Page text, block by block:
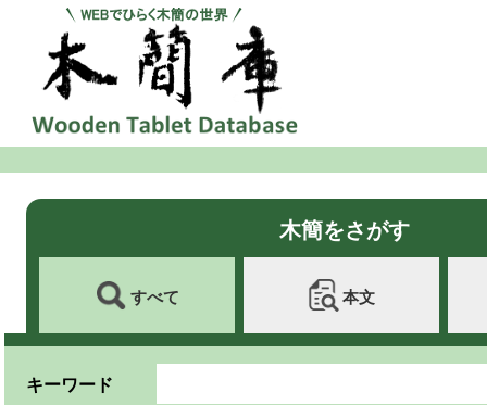
木簡をさがす
すべて 本文
キーワード